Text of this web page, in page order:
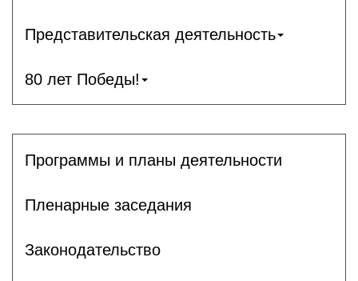
Представительская деятельность
80 лет Победы!
Программы и планы деятельности
Пленарные заседания
Законодательство